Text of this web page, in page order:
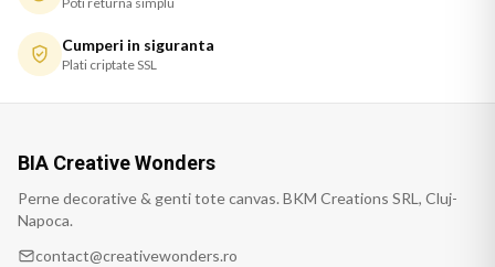
Cumperi in siguranta
Plati criptate SSL
BIA Creative Wonders
Perne decorative & genti tote canvas. BKM Creations SRL, Cluj-
Napoca.
contact@creativewonders.ro